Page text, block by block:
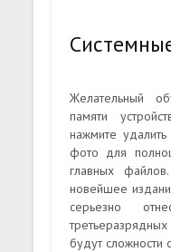
Желательный
памяти
нажмите
фото для
главных
новейшее
серьезно
будут сложности